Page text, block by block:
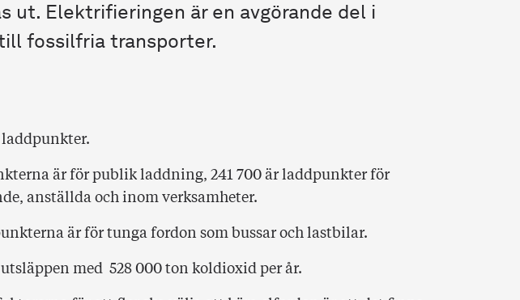
ut. Elektrifieringen är en avgörande del i
fossilfria transporter.
laddpunkter.
är för publik laddning, 241 700 är laddpunkter för
anställda och inom verksamheter.
är för tunga fordon som bussar och lastbilar.
med 528 000 ton koldioxid per år.